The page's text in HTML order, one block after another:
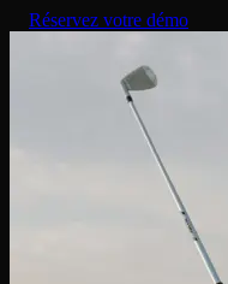
Réservez votre démo